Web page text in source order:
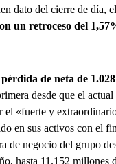
dato del cierre de día,
un retroceso del
de neta de
desde que el
el «fuerte y
en sus activos con el
de negocio del grupo
hasta 11.152 millones